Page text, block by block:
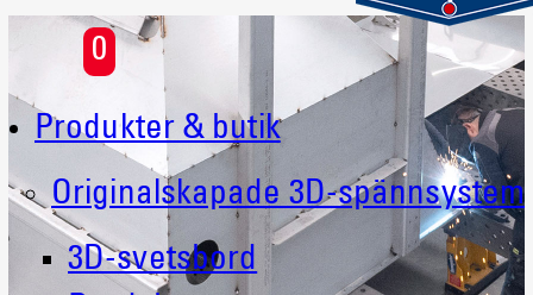
0
Produkter & butik
Originalskapade 3D-spännsystem
3D-svetsbord